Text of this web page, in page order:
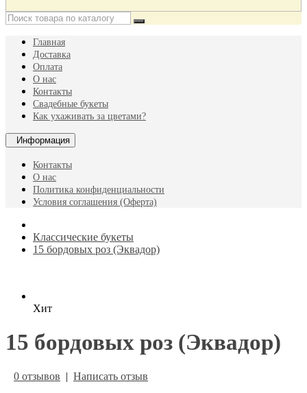
Главная
Доставка
Оплата
О нас
Контакты
Свадебные букеты
Как ухаживать за цветами?
Информация
Контакты
О нас
Политика конфиденциальности
Условия соглашения (Оферта)
Классические букеты
15 бордовых роз (Эквадор)
Хит
15 бордовых роз (Эквадор)
0 отзывов | Написать отзыв